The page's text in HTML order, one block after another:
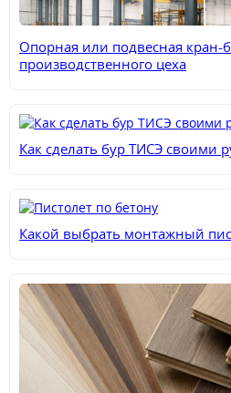
Опорная или подвесная кран-
производственного цеха
Как сделать бур ТИСЭ своими
Какой выбрать монтажный